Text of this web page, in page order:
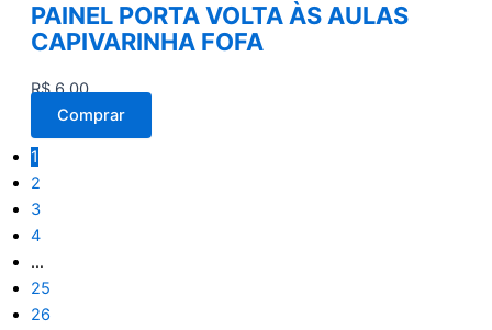
PAINEL PORTA VOLTA ÀS AULAS
CAPIVARINHA FOFA
R$6,00
Comprar
1
2
3
4
…
25
26